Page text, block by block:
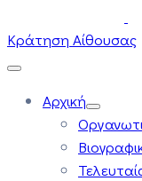
Κράτηση Αίθουσας
Αρχική